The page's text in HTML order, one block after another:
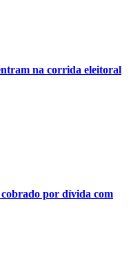
na corrida eleitoral
por dívida com